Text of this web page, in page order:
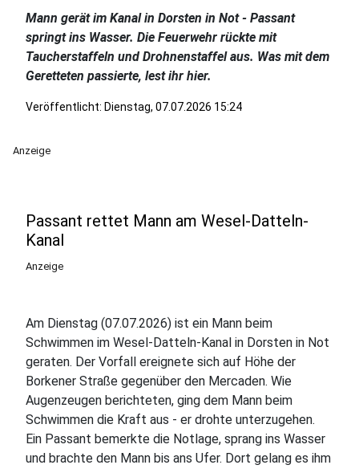
Mann gerät im Kanal in Dorsten in Not - Passant
springt ins Wasser. Die Feuerwehr rückte mit
Taucherstaffeln und Drohnenstaffel aus. Was mit dem
Geretteten passierte, lest ihr hier.
Veröffentlicht: Dienstag, 07.07.2026 15:24
Anzeige
Passant rettet Mann am Wesel-Datteln-
Kanal
Anzeige
Am Dienstag (07.07.2026) ist ein Mann beim
Schwimmen im Wesel-Datteln-Kanal in Dorsten in Not
geraten. Der Vorfall ereignete sich auf Höhe der
Borkener Straße gegenüber den Mercaden. Wie
Augenzeugen berichteten, ging dem Mann beim
Schwimmen die Kraft aus - er drohte unterzugehen.
Ein Passant bemerkte die Notlage, sprang ins Wasser
und brachte den Mann bis ans Ufer. Dort gelang es ihm